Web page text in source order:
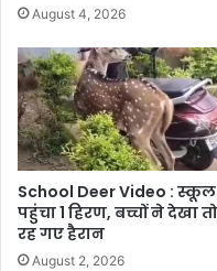
August 4, 2026
School Deer Video :
पहुंचा 1 हिरण, बच्चों ने देखा तो
रह गए हैरान
August 2, 2026